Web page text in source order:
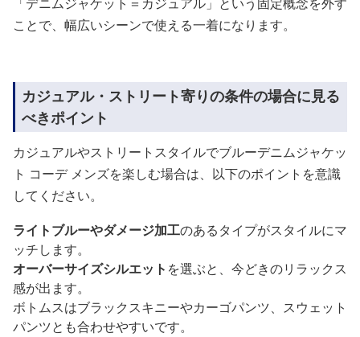
ことで、幅広いシーンで使える一着になります。
カジュアル・ストリート寄りの条件の場合に見る
べきポイント
カジュアルやストリートスタイルでブルーデニムジャケッ
ト コーデ メンズを楽しむ場合は、以下のポイントを意識
してください。
ライトブルーやダメージ加工のあるタイプがスタイルにマ
ッチします。
オーバーサイズシルエット を選ぶと、今どきのリラックス
感が出ます。
ボトムスはブラックスキニーやカーゴパンツ、スウェット
パンツとも合わせやすいです。